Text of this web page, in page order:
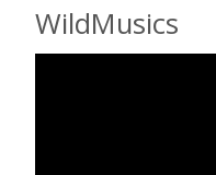
WildMusics